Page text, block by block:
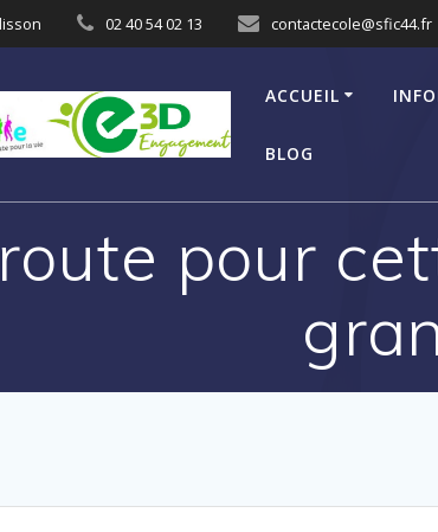
02 40 54 02 13 contactecole@sfic44.fr
ACCUEIL
BLOG
pour